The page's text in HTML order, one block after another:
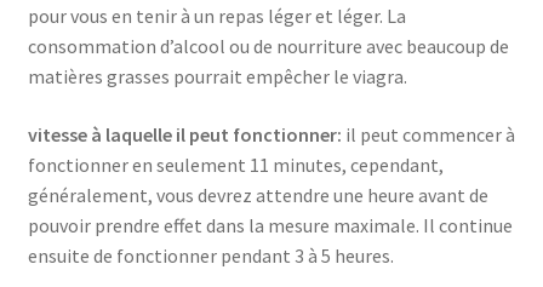
pour vous en tenir à un repas léger et léger. La
consommation d’alcool ou de nourriture avec beaucoup de
matières grasses pourrait empêcher le viagra.
vitesse à laquelle il peut fonctionner: il peut commencer à
fonctionner en seulement 11 minutes, cependant,
généralement, vous devrez attendre une heure avant de
pouvoir prendre effet dans la mesure maximale. Il continue
ensuite de fonctionner pendant 3 à 5 heures.